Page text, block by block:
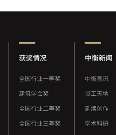
获奖情况
全国行业一等奖
建筑学会奖
全国行业二等奖
全国行业三等奖
中衡新闻
中衡喜讯
员工天地
延续创作
学术科研